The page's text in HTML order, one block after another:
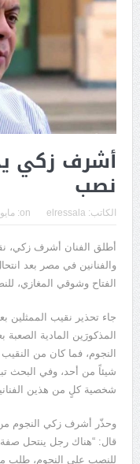
أشرف زكي
نصب
الكاتب: elressala
on: مايو 07, 2025
أطلق الفنان أشرف زكي،
والفنانين في مصر بعد
الفتاح وشوقي المغازي،
جاء تحذير نقيب الممثلين
المذكورَين المادية
النجوم، فما كان من
شيئاً من أحد، وفي البحث
شخصية كلٍ من هذين
وحذّر أشرف زكي النجوم
قال: “هناك رجل ينتحل صفة
للنصب على النجوم، طلب